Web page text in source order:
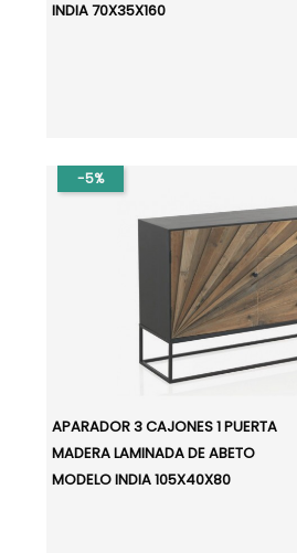
INDIA 70X35X160
APARADOR 3 CAJONES 1 PUERTA
MADERA LAMINADA DE ABETO
MODELO INDIA 105X40X80
-5%